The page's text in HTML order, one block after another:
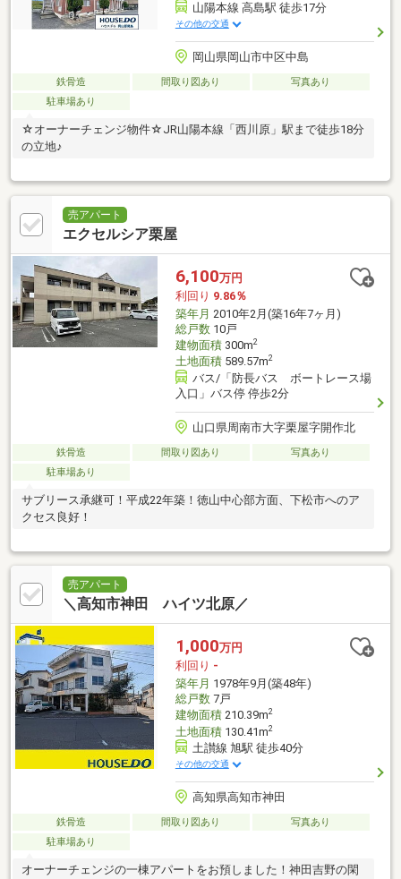
山陽本線 高島駅 徒歩17分
その他の交通
岡山県岡山市中区中島
鉄骨造 間取り図あり
写真あり
駐車場あり
☆オーナーチェンジ物件☆JR山陽本線「西川原」駅まで徒歩18分
の立地♪
売アパート
エクセルシア栗屋
6,100万円
利回り 9.86％
築年月 2010年2月(築16年7ヶ月)
総戸数10戸
建物面積300m2
土地面積589.57m2
バス/「防長バス ボートレース場
入口」バス停 停歩2分
山口県周南市大字栗屋字開作北
鉄骨造 間取り図あり
写真あり
駐車場あり
サブリース承継可！平成22年築！徳山中心部方面、下松市へのア
クセス良好！
売アパート
＼高知市神田 ハイツ北原／
1,000万円
利回り -
築年月 1978年9月(築48年)
総戸数7戸
建物面積210.39m2
土地面積130.41m2
土讃線 旭駅 徒歩40分
その他の交通
高知県高知市神田
鉄骨造 間取り図あり
写真あり
駐車場あり
オーナーチェンジの一棟アパートをお預しました！神田吉野の閑